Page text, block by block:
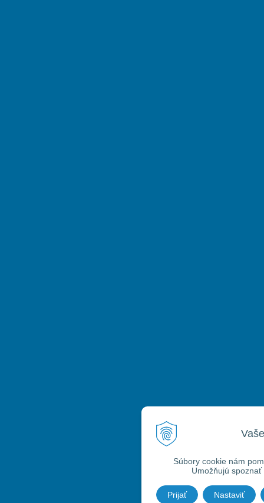
Súbory cookie nám
Umožňujú
Prijať Nastaviť